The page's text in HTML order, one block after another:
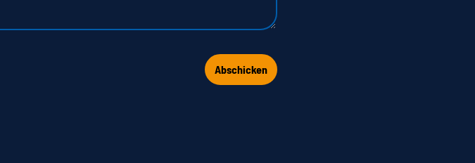
Abschicken